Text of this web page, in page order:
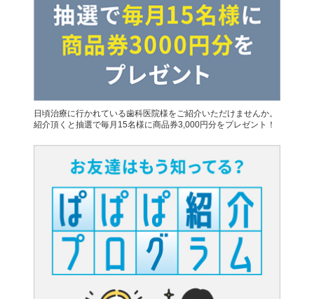
日頃治療に行かれている歯科医院様をご紹介いただけませんか。
紹介頂くと抽選で毎月15名様に商品券3,000円分をプレゼント！